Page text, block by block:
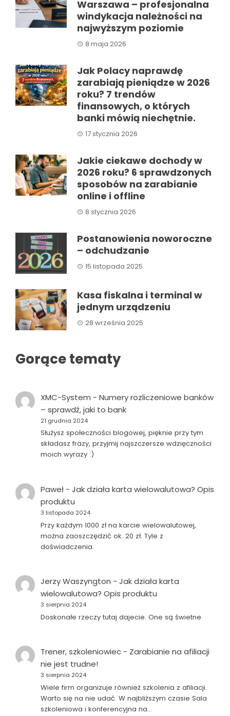
Warszawa – profesjonalna
windykacja należności na
najwyższym poziomie
8 maja 2026
Jak Polacy naprawdę
zarabiają pieniądze w 2026
roku? 7 trendów
finansowych, o których
banki mówią niechętnie.
17 stycznia 2026
Jakie ciekawe dochody w
2026 roku? 6 sprawdzonych
sposobów na zarabianie
online i offline
8 stycznia 2026
Postanowienia noworoczne
– odchudzanie
15 listopada 2025
Kasa fiskalna i terminal w
jednym urządzeniu
28 września 2025
Gorące tematy
XMC-System - Numery rozliczeniowe banków
– sprawdź, jaki to bank
21 grudnia 2024
Służysz społeczności blogowej, pięknie przy tym
składasz frazy, przyjmij najszczersze wdzięczności
moich wyrazy :)
Paweł- Jak działa karta wielowalutowa? Opis
produktu
3 listopada 2024
Przy każdym 1000 zł na karcie wielowalutowej,
można zaoszczędzić ok. 20 zł. Tyle z
doświadczenia.
Jerzy Waszyngton - Jak działa karta
wielowalutowa? Opis produktu
3 sierpnia 2024
Doskonałe rzeczy tutaj dajecie. One są świetne
Trener, szkoleniowiec- Zarabianie na afiliacji
nie jest trudne!
3 sierpnia 2024
Wiele firm organizuje również szkolenia z afiliacji.
Warto się na nie udać. W najbliższym czasie Sala
szkoleniowa i konferencyjna na…